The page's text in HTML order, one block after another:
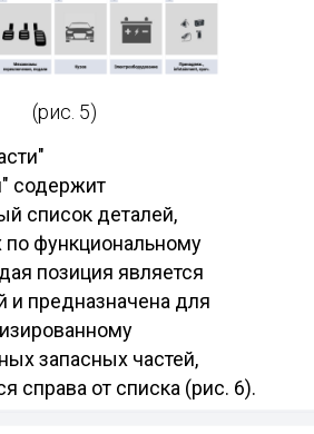
(рис. 5)
содержит
список деталей,
по функциональному
позиция является
и предназначена для
запасных частей,
справа от списка (рис. 6).